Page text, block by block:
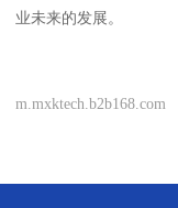
业未来的发展。
m.mxktech.b2b168.com